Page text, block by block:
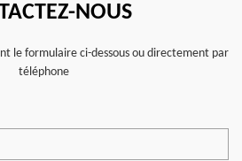
NOUS
le formulaire ci-dessous ou directement par
téléphone